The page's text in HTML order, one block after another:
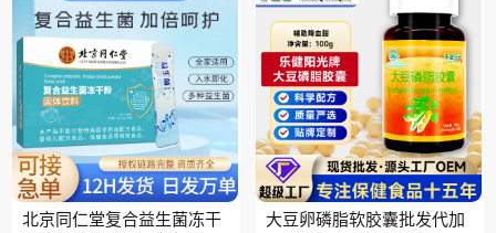
北京同仁堂复合益生菌冻干
大豆卵磷脂软胶囊批发代加